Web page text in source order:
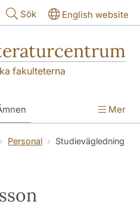
Sök English website
fakulteterna
Mer
Personal
Studievägledning